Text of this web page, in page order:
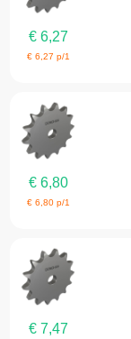
€ 6,27
€6,27 p/1
€ 6,80
€6,80 p/1
€ 7,47